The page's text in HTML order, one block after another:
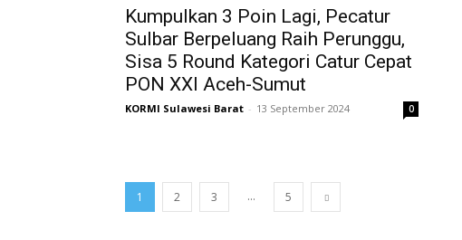
Kumpulkan 3 Poin Lagi, Pecatur
Sulbar Berpeluang Raih Perunggu,
Sisa 5 Round Kategori Catur Cepat
PON XXI Aceh-Sumut
KORMI Sulawesi Barat - 13 September 2024 0
1 2 3 ... 5